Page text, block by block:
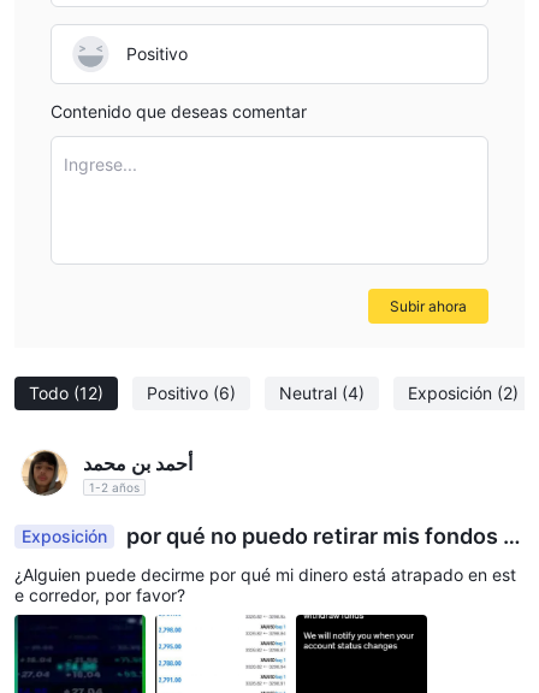
Todo (12) Positivo (6) Neutral (4) Exposición (2)
أحمد بن محمد
1-2 años
Exposición
por qué no puedo retirar mis fondos d
e este
¿Alguien puede decirme por qué mi dinero está atrapado en est
e corredor, por favor?
Positivo
Contenido que deseas comentar
Ingrese...
Subir ahora